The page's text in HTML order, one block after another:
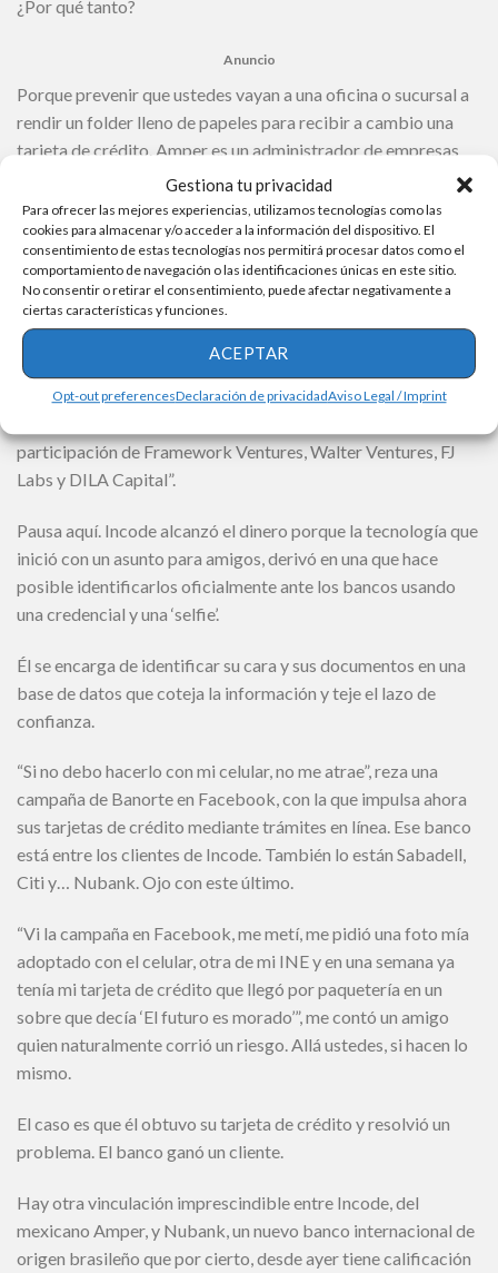
Gestiona tu privacidad
Para ofrecer las mejores experiencias, utilizamos tecnologías como las
cookies para almacenar y/o acceder a la información del dispositivo. El
consentimiento de estas tecnologías nos permitirá procesar datos como el
comportamiento de navegación o las identificaciones únicas en este sitio.
No consentir o retirar el consentimiento, puede afectar negativamente a
ciertas características y funciones.
ACEPTAR
Opt-out preferencesDeclaración de privacidadAviso Legal / Imprint
¿Por qué tanto?
Anuncio
Porque prevenir que ustedes vayan a una oficina o sucursal a
rendir un folder lleno de papeles para recibir a cambio una
tarjeta de crédito. Amper es un administrador de empresas
por el ITAM que a lo largo de su estado de salud actual se
enfocó en conseguir capital para su negocio. Hace apenas
siete meses avisaba que ya había conseguido 25 millones de
dólares.
“Incode Technologies, a continuación generación en
plataformas de comprobación de identidad más robustas
para empresas en el mundo, dirigida por el mexicano Ricardo
Amper, anunció hoy una ronda de financiación de 25 millones
participación de Framework Ventures, Walter Ventures, FJ
Labs y DILA Capital”.
Pausa aquí. Incode alcanzó el dinero porque la tecnología que
inició con un asunto para amigos, derivó en una que hace
posible identificarlos oficialmente ante los bancos usando
una credencial y una ‘selfie’.
Él se encarga de identificar su cara y sus documentos en una
base de datos que coteja la información y teje el lazo de
confianza.
“Si no debo hacerlo con mi celular, no me atrae”, reza una
campaña de Banorte en Facebook, con la que impulsa ahora
sus tarjetas de crédito mediante trámites en línea. Ese banco
está entre los clientes de Incode. También lo están Sabadell,
Citi y… Nubank. Ojo con este último.
“Vi la campaña en Facebook, me metí, me pidió una foto mía
adoptado con el celular, otra de mi INE y en una semana ya
tenía mi tarjeta de crédito que llegó por paquetería en un
sobre que decía ‘El futuro es morado’”, me contó un amigo
quien naturalmente corrió un riesgo. Allá ustedes, si hacen lo
mismo.
El caso es que él obtuvo su tarjeta de crédito y resolvió un
problema. El banco ganó un cliente.
Hay otra vinculación imprescindible entre Incode, del
mexicano Amper, y Nubank, un nuevo banco internacional de
origen brasileño que por cierto, desde ayer tiene calificación